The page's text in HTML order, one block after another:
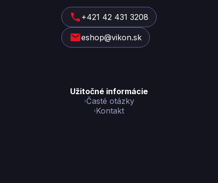
+421 42 431 3208
eshop@vikon.sk
Užitočné informácie
Časté otázky
Kontakt